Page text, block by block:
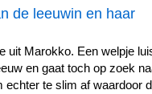
de leeuwin en haar
uit Marokko. Een welpje
en gaat toch op zoek
echter te slim af waardoor